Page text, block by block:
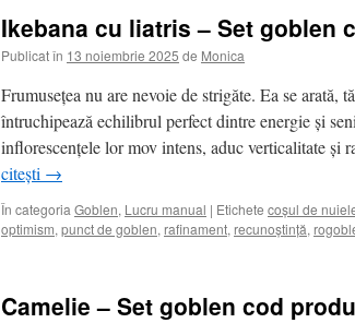
Ikebana cu liatris – Set goblen
Publicat în 13 noiembrie 2025 de Monica
Frumusețea nu are nevoie de strigăte. Ea se
întruchipează echilibrul perfect dintre energie și
inflorescențele lor mov intens, aduc verticalitate
citești →
În categoria Goblen, Lucru manual | Etichete coșul de
optimism, punct de goblen, rafinament, recunoștință,
Camelie – Set goblen cod